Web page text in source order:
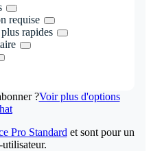
requise
rapides
?Voir plus d'options
Pro Standard et sont pour un
utilisateur.